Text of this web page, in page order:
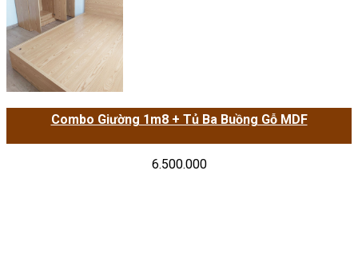
Combo Giường 1m8 + Tủ Ba Buồng Gỗ MDF
6.500.000